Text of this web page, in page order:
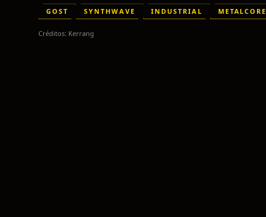
GOST SYNTHWAVE INDUSTRIAL METALCORE
Créditos: Kerrang